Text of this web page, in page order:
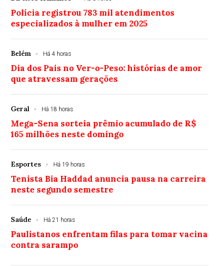
Polícia registrou 783 mil atendimentos
especializados à mulher em 2025
Belém Há 4 horas
Dia dos Pais no Ver-o-Peso: histórias de amor
que atravessam gerações
Geral Há 18 horas
Mega-Sena sorteia prêmio acumulado de R$
165 milhões neste domingo
Esportes Há 19 horas
Tenista Bia Haddad anuncia pausa na carreira
neste segundo semestre
Saúde Há 21 horas
Paulistanos enfrentam filas para tomar vacina
contra sarampo